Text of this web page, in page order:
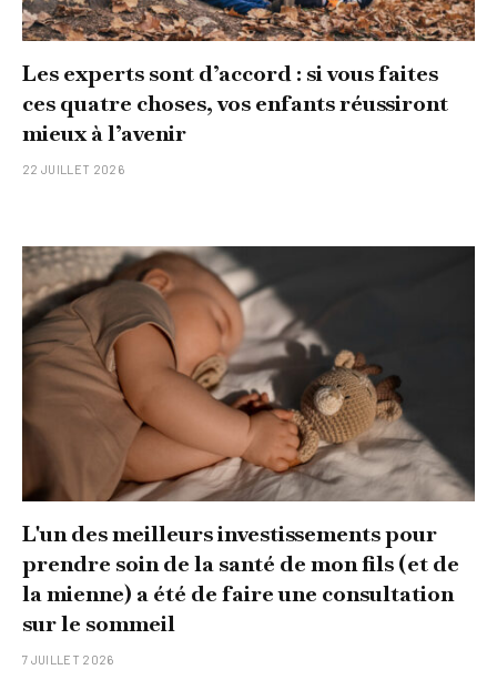
Les experts sont d’accord : si vous faites
ces quatre choses, vos enfants réussiront
mieux à l’avenir
22 JUILLET 2026
L'un des meilleurs investissements pour
prendre soin de la santé de mon fils (et de
la mienne) a été de faire une consultation
sur le sommeil
7 JUILLET 2026